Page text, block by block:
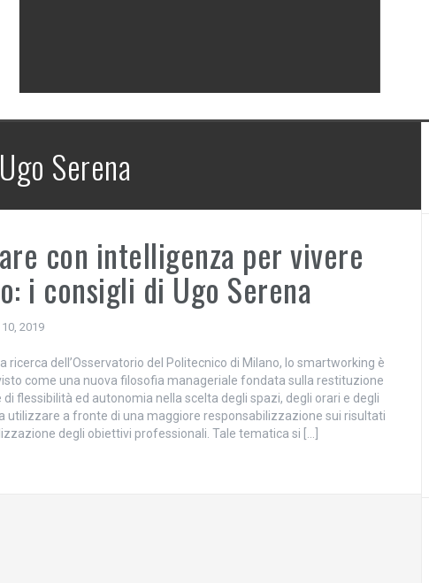
Ugo Serena
con intelligenza per vivere
i consigli di Ugo Serena
2019
ricerca dell’Osservatorio del Politecnico di Milano, lo smartworking è
come una nuova filosofia manageriale fondata sulla restituzione
di flessibilità ed autonomia nella scelta degli spazi, degli orari e degli
utilizzare a fronte di una maggiore responsabilizzazione sui risultati
degli obiettivi professionali. Tale tematica si […]